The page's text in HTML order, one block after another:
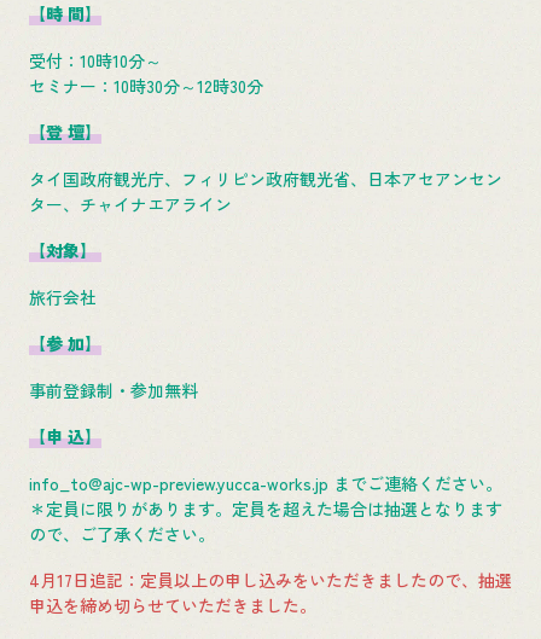
【時 間】
受付：10時10分～
セミナー：10時30分～12時30分
【登 壇】
タイ国政府観光庁、フィリピン政府観光省、日本アセアンセン
ター、チャイナエアライン
【対象】
旅行会社
【参 加】
事前登録制・参加無料
【申 込】
info_to@ajc-wp-preview.yucca-works.jp までご連絡ください。
＊定員に限りがあります。定員を超えた場合は抽選となります
ので、ご了承ください。
4月17日追記：定員以上の申し込みをいただきましたので、抽選
申込を締め切らせていただきました。